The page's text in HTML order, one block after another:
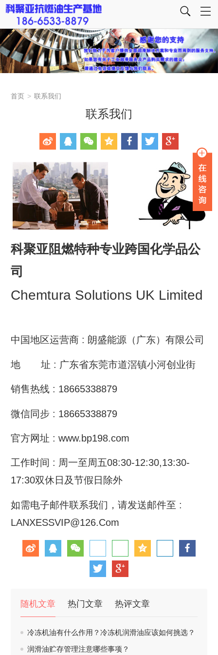
首页 > 联系我们
联系我们
科聚亚阻燃特种专业跨国化学品公
司
Chemtura Solutions UK Limited
中国地区运营商 : 朗盛能源（广东）有限公司
地 址 : 广东省东莞市道滘镇小河创业街
销售热线 : 18665338879
微信同步 : 18665338879
官方网址 : www.bp198.com
工作时间 : 周一至周五08:30-12:30,13:30-
17:30双休日及节假日除外
如需电子邮件联系我们，请发送邮件至 :
LANXESSVIP@126.Com
随机文章 热门文章 热评文章
冷冻机油有什么作用？冷冻机润滑油应该如何挑选？
润滑油贮存管理注意哪些事项？